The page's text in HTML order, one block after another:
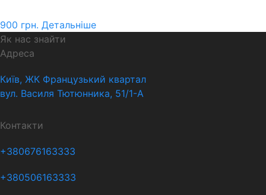
900 грн. Детальніше
Як нас знайти
Адреса
Київ, ЖК Французький квартал
вул. Василя Тютюнника, 51/1-А
Контакти
+380676163333
+380506163333